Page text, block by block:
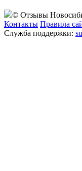
© Отзывы
Контакты Правила
Служба поддержки: